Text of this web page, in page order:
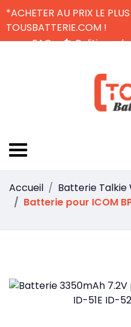
*ACHETER AU PRIX LE
TOUSBATTERIE.COM !
FAQ
Politique
Accueil Batterie Talkie
Batterie pour ICOM